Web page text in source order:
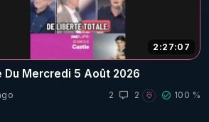
2:27:07
Du Mercredi 5 Août 2026
2 2 100 %